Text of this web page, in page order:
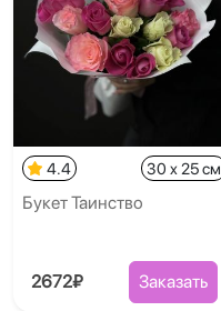
4.4 30 x 25 см
Букет Таинство
2672₽ Заказать